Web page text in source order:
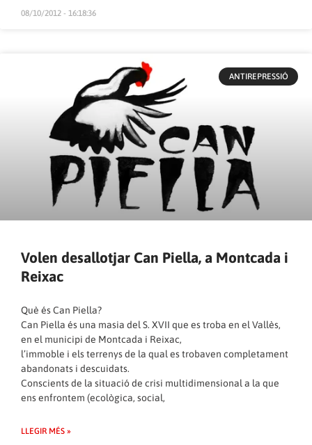
08/10/2012 - 16:18:36
ANTIREPRESSIÓ
Volen desallotjar Can Piella, a Montcada i
Reixac
Què és Can Piella?
Can Piella és una masia del S. XVII que es troba en el Vallès,
en el municipi de Montcada i Reixac,
l’immoble i els terrenys de la qual es trobaven completament
abandonats i descuidats.
Conscients de la situació de crisi multidimensional a la que
ens enfrontem (ecològica, social,
LLEGIR MÉS »